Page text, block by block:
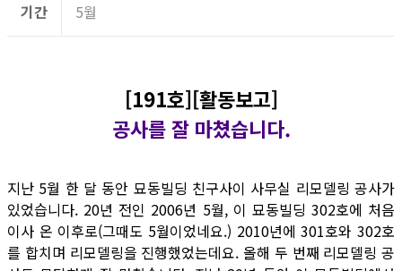
기간 5월
[191호][활동보고]
공사를 잘 마쳤습니다.
지난 5월 한 달 동안 묘동빌딩 친구사이 사무실 리모델링 공사가
있었습니다. 20년 전인 2006년 5월, 이 묘동빌딩 302호에 처음
이사 온 이후로(그때도 5월이었네요.) 2010년에 301호와 302호
를 합치며 리모델링을 진행했었는데요. 올해 두 번째 리모델링 공